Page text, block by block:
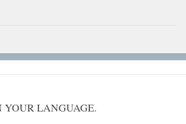
LANGUAGE.